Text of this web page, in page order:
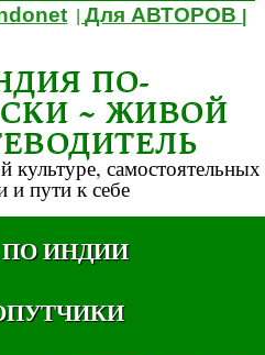
|Для АВТОРОВ
ПО-
~ ЖИВОЙ
самостоятельных
и пути к себе
ИНДИИ